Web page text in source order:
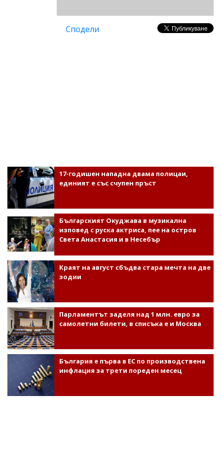
Сподели
17-годишен нападна двама полицаи,
единият е със счупен пръст
Българският Окуджава в музикална
изповед с руска актриса, пее на остров
Света Анастасия и в Несебър
Краят на август сбъдва стара мечта на две
зодии
Парламентът заделя над 1 млн. евро за
самолетни билети, в списъка е и Москва
България е първа в ЕС по производствена
инфлация за трети пореден месец